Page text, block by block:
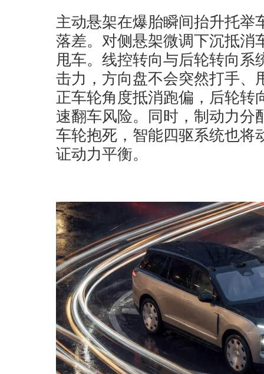
主动悬架在爆胎瞬间抬升托举
落差。对侧悬架微调下沉抵消
甩车。线控转向与后轮转向系
击力，方向盘不会突然打手、
正车轮角度抵消跑偏，后轮转
速翻车风险。同时，制动力分
车轮抱死，智能四驱系统也将
证动力平衡。